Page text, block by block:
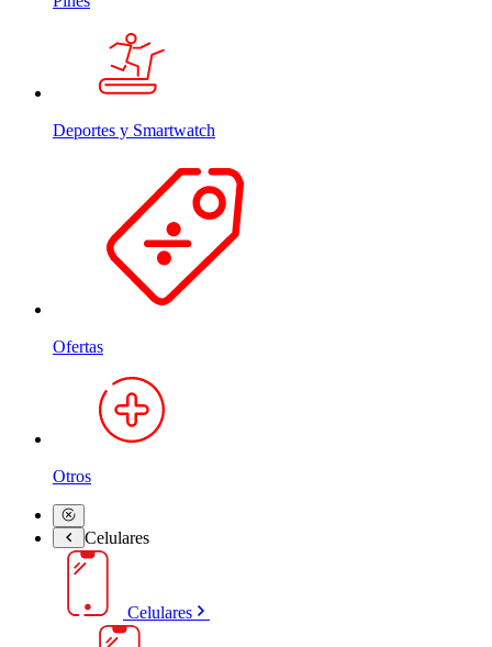
Deportes y Smartwatch
Ofertas
Otros
Celulares
Celulares